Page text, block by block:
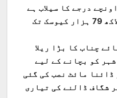
درجے کا سیلاب ہے
اور پانی کا بہاؤ 4 لاکھ 79 ہزار کیوسک تک
چناب کا بڑا ریلا
کو بچانے کے لیے
ڈائنا مائٹ نصب کی گئی
شگاف ڈالنے کی تیاری